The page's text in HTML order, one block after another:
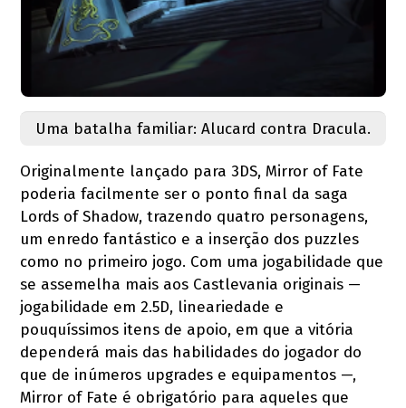
Uma batalha familiar: Alucard contra Dracula.
Originalmente lançado para 3DS, Mirror of Fate
poderia facilmente ser o ponto final da saga
Lords of Shadow, trazendo quatro personagens,
um enredo fantástico e a inserção dos puzzles
como no primeiro jogo. Com uma jogabilidade que
se assemelha mais aos Castlevania originais —
jogabilidade em 2.5D, lineariedade e
pouquíssimos itens de apoio, em que a vitória
dependerá mais das habilidades do jogador do
que de inúmeros upgrades e equipamentos —,
Mirror of Fate é obrigatório para aqueles que